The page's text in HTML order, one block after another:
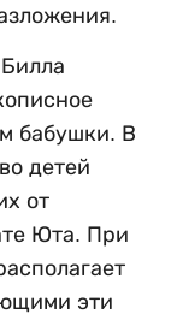
бабушки. В
детей
от
Юта. При
эти